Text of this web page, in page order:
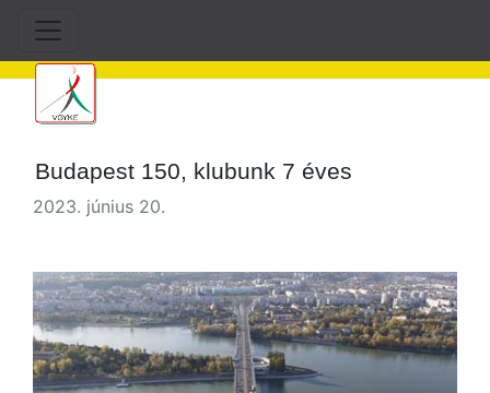
Budapest 150, klubunk 7 éves
2023. június 20.